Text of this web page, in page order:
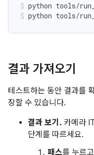
python tools/
python tools/
결과 가져오기
테스트하는 동안 결과를
장할 수 있습니다.
결과 보기. 카메라
단계를 따르세요.
패스를 누르